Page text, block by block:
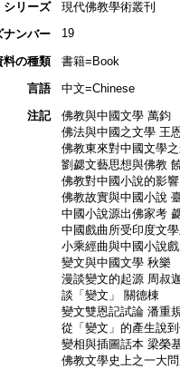
シリーズ
現代佛教學術叢刊
ナンバー
19
料の種類
書籍=Book
言語
中文=Chinese
注記
佛教與中國文學 萬鈞
佛法與中國之文學 王
佛教東來對中國文學
劉勰文藝思想與佛教
佛教對中國小說的影
佛教故實與中國小說
中國小說源出佛家考
中國戲曲所受印度文
小乘經曲與中國小說
變文與中國文學 秋樂
漫談變文的起源 周叔
談「變文」 關德棟
變文雙恩記試論 潘重
從「變文」的產生說
變相與插圖話本 梁榮
佛教文學史上之一大